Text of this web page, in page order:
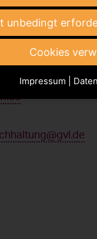
unbedingt
Cookies
Impressum